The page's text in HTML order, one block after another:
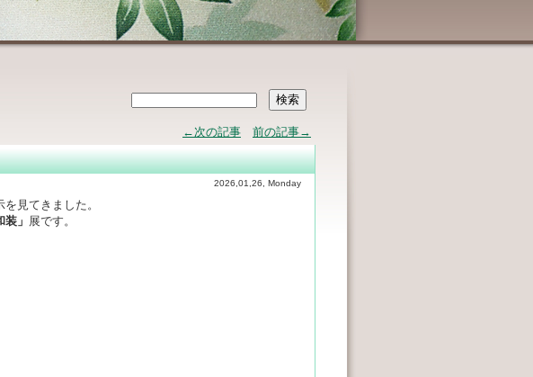
←次の記事 前の記事→
2026,01,26, Monday
見てきました。
」 展です。